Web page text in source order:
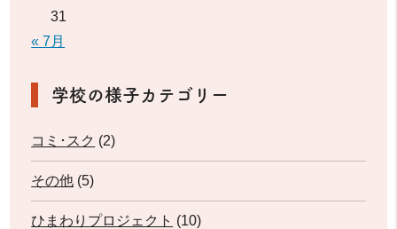
31
« 7月
学校の様子カテゴリー
コミ･スク (2)
その他 (5)
ひまわりプロジェクト (10)